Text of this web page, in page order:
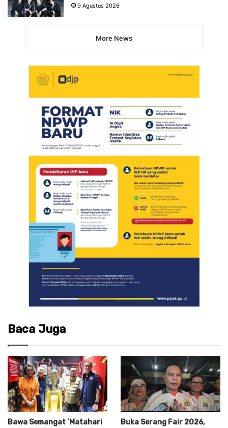
9 Agustus 2026
More News
Baca Juga
Bawa Semangat ‘Matahari
Buka Serang Fair 2026,